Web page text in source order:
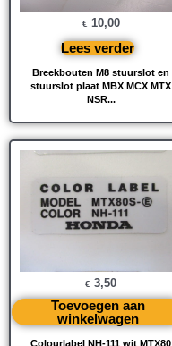
Breekbouten M8 stuurslot en
stuurslot plaat MBX MCX MTX
NSR...
€ 10,00
Lees verder
Colourlabel NH-111 wit MTX80
€ 3,50
Toevoegen aan
winkelwagen